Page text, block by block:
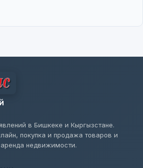
в Бишкеке и Кыргызстане.
покупка и продажа товаров и
недвижимости.